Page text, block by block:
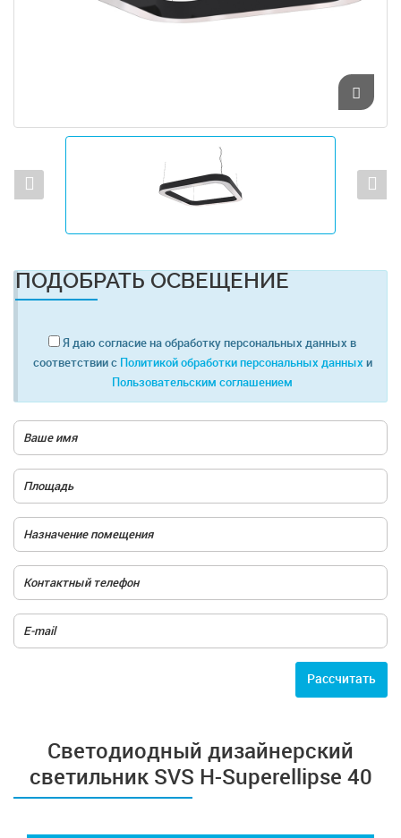
ПОДОБРАТЬ ОСВЕЩЕНИЕ
Я даю согласие на обработку персональных данных в
соответствии с Политикой обработки персональных данных и
Пользовательским соглашением
Расcчитать
Cветодиодный дизайнерский
светильник SVS H-Superellipse 40